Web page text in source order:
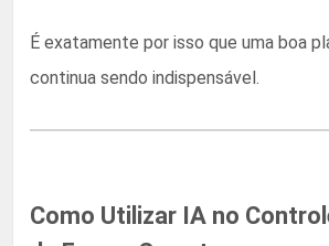
É exatamente por isso que uma boa
continua sendo indispensável.
Como Utilizar IA no